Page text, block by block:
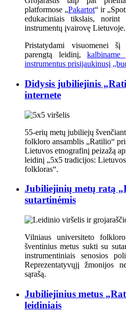
platformose „Pakartot“ ir
edukaciniais tikslais,
instrumentų įvairovę Lietuvoje.
Pristatydami visuomenei
parengtą leidinį,
instrumentus prisijaukinusį
Didysis jubiliejinis
internete
55-erių metų jubiliejų
folkloro ansamblis „Ratilio“
Lietuvos etnografinį peizažą
leidinį „5x5 tradicijos:
folkloras“.
Jubiliejinių metų ratą
sutartinėmis
Vilniaus universiteto
šventinius metus sukti su
instrumentiniais senosios
Reprezentatyvųjį žmonijos
sąrašą.
Jubiliejinius metus
leidiniais